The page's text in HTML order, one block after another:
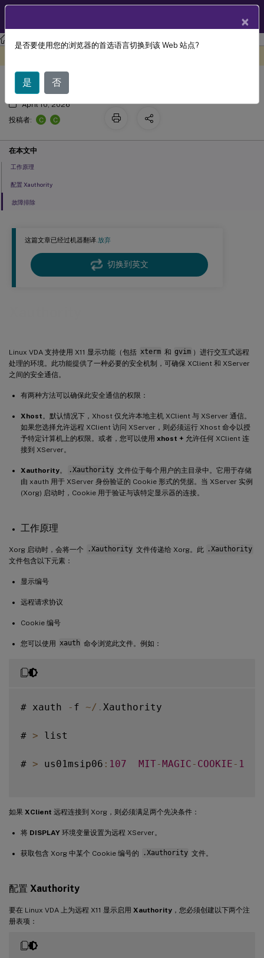
Linux 虚拟投递代理 Citrix Linux 虚拟投递代理 2210
这篇文章已经过机器翻译.放弃
切换到英文
Linux VDA 支持使用 X11 显示功能（包括 xterm 和 gvim ）进行交互式远程
处理的环境。此功能提供了一种必要的安全机制，可确保 XClient 和 XServer
之间的安全通信。
有两种方法可以确保此安全通信的权限：
Xhost 。默认情况下，Xhost 仅允许本地主机 XClient 与 XServer 通信。
如果您选择允许远程 XClient 访问 XServer，则必须运行 Xhost 命令以授
予特定计算机上的权限。或者，您可以使用 xhost + 允许任何 XClient 连
接到 XServer。
Xauthority。 .Xauthority 文件位于每个用户的主目录中。它用于存储
由 xauth 用于 XServer 身份验证的 Cookie 形式的凭据。当 XServer 实例
(Xorg) 启动时，Cookie 用于验证与该特定显示器的连接。
工作原理
Xorg 启动时，会将一个 .Xauthority 文件传递给 Xorg。此 .Xauthority
文件包含以下元素：
显示编号
远程请求协议
Cookie 编号
您可以使用 xauth 命令浏览此文件。例如：
# xauth - f ~/ . Xauthority
# > list
# > us01msip06 : 107 MIT-MAGIC - COOKIE - 1
如果 XClient 远程连接到 Xorg，则必须满足两个先决条件：
将 DISPLAY 环境变量设置为远程 XServer。
获取包含 Xorg 中某个 Cookie 编号的 .Xauthority 文件。
配置 Xauthority
要在 Linux VDA 上为远程 X11 显示启用 Xauthority ，您必须创建以下两个注
册表项：
Xauthority
April 10, 2026
投稿者:
C C
在本文中
工作原理
配置 Xauthority
故障排除
×
是否要使用您的浏览器的首选语言切换到该 Web 站点?
是 否